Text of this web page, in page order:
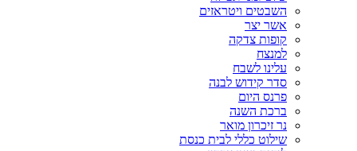
השבטים ויטראזים
אשר יצר
קופות צדקה
למנצח
עלינו לשבח
סדר קידוש לבנה
פרנס היום
ברכת השנה
נר זיכרון מואר
שילוט כללי לבית כנסת